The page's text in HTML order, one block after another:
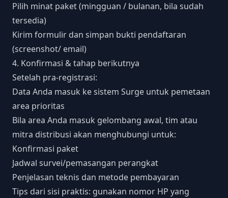
Pilih minat paket (mingguan / bulanan, bila sudah
tersedia)
Kirim formulir dan simpan bukti pendaftaran
(screenshot/ email)
4. Konfirmasi & tahap berikutnya
Setelah pra-registrasi:
Data Anda masuk ke sistem Surge untuk pemetaan
area prioritas
Bila area Anda masuk gelombang awal, tim atau
mitra distribusi akan menghubungi untuk:
Konfirmasi paket
Jadwal survei/pemasangan perangkat
Penjelasan teknis dan metode pembayaran
Tips dari sisi praktis: gunakan nomor HP yang